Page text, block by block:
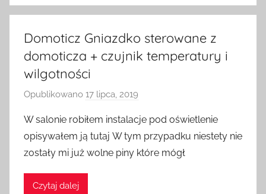
Domoticz Gniazdko sterowane z
domoticza + czujnik temperatury i
wilgotności
Opublikowano 17 lipca, 2019
z
e
z
W salonie robiłem instalacje pod oświetlenie
opisywałem ją tutaj W tym przypadku niestety nie
zostały mi już wolne piny które mógł
Czytaj dalej